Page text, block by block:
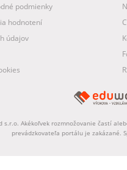
podmienky
hodnotení
údajov
Akékoľvek rozmnožovanie častí
prevádzkovateľa portálu je zakázané.